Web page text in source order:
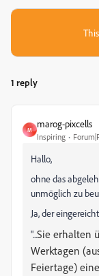
1 reply
M
marog-pixcells
Inspiring
Hallo,
ohne das
unmöglich zu
Ja, der
"...Sie erhalten
Werktagen
Feiertage)